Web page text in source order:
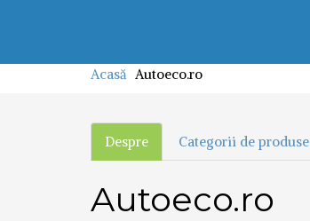
Acasă Autoeco.ro
Despre Categorii de produse
Autoeco.ro